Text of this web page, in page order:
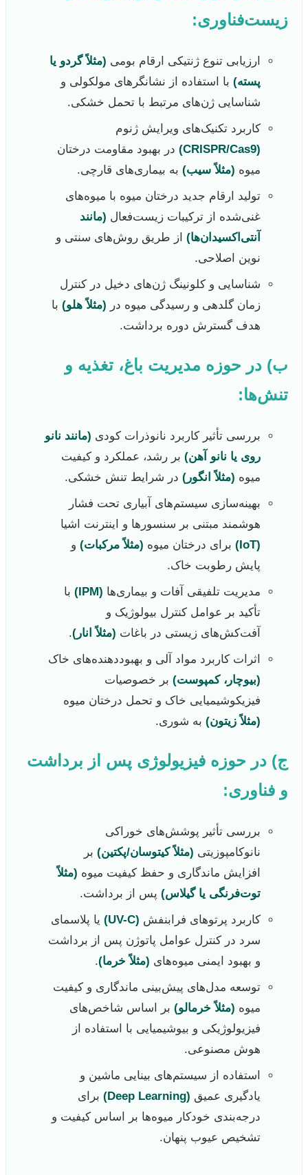
زیست‌فناوری:
ارزیابی تنوع ژنتیکی ارقام بومی (مثلاً گردو یا
پسته) با استفاده از نشانگرهای مولکولی و
شناسایی ژن‌های مرتبط با تحمل خشکی.
کاربرد تکنیک‌های ویرایش ژنوم
(CRISPR/Cas9)
در بهبود مقاومت درختان
میوه (مثلاً سیب) به بیماری‌های قارچی.
تولید ارقام جدید درختان میوه با میوه‌های
غنی‌شده از ترکیبات زیست‌فعال (مانند
آنتی‌اکسیدان‌ها) از طریق روش‌های سنتی و
نوین اصلاحی.
شناسایی و کلونینگ ژن‌های دخیل در کنترل
زمان گلدهی و رسیدگی میوه در (مثلاً هلو) با
هدف گسترش دوره برداشت.
ب) در حوزه مدیریت باغ، تغذیه و
تنش‌ها:
بررسی تأثیر کاربرد نانوذرات کودی (مانند نانو
روی یا نانو آهن) بر رشد، عملکرد و کیفیت
میوه (مثلاً انگور) در شرایط تنش خشکی.
بهینه‌سازی سیستم‌های آبیاری تحت فشار
هوشمند مبتنی بر سنسورها و اینترنت اشیا
(IoT)
برای درختان میوه (مثلاً مرکبات) و
پایش رطوبت خاک.
مدیریت تلفیقی آفات و بیماری‌ها (IPM)
با
تأکید بر عوامل کنترل بیولوژیک و
آفت‌کش‌های زیستی در باغات (مثلاً انار).
اثرات کاربرد مواد آلی و بهبوددهنده‌های خاک
(بیوچار، کمپوست) بر خصوصیات
فیزیکوشیمیایی خاک و تحمل درختان میوه
(مثلاً زیتون) به شوری.
ج) در حوزه فیزیولوژی پس از برداشت
و فناوری:
بررسی تأثیر پوشش‌های خوراکی
نانوکامپوزیتی (مثلاً کیتوسان/پکتین) بر
افزایش ماندگاری و حفظ کیفیت میوه (مثلاً
توت‌فرنگی یا گیلاس) پس از برداشت.
کاربرد پرتوهای فرابنفش (UV-C)
یا پلاسمای
سرد در کنترل عوامل پاتوژن پس از برداشت
و بهبود ایمنی میوه‌های (مثلاً خرما).
توسعه مدل‌های پیش‌بینی ماندگاری و کیفیت
میوه (مثلاً خرمالو) بر اساس شاخص‌های
فیزیولوژیکی و بیوشیمیایی با استفاده از
هوش مصنوعی.
استفاده از سیستم‌های بینایی ماشین و
یادگیری عمیق (Deep Learning)
برای
درجه‌بندی خودکار میوه‌ها بر اساس کیفیت و
تشخیص عیوب پنهان.